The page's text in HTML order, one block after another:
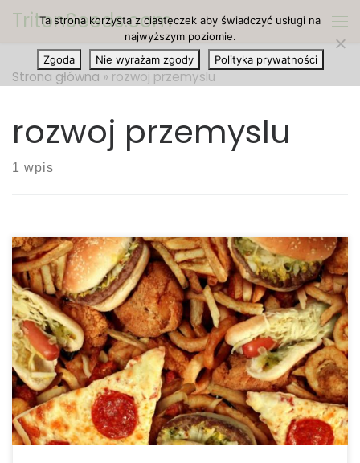
Przejdź do treści
TritonSeeds.com
Strona główna » rozwoj przemyslu
rozwoj przemyslu
1 wpis
Niezbyt zaskakujące rezultaty badania mówią, że
palacze marihuany najczęściej sięgają po fast
food. Prawdą jest, że legalna marihuana jest
szkodliwa dla przemysłu farmaceutycznego i
przemysłu alkoholowego, ale istnieje jedna branża,
której wręcz marihuana pomaga w rozwoju:
przemysł fast food. Wyniki […]
Ta strona korzysta z ciasteczek aby świadczyć usługi na
najwyższym poziomie.
Zgoda
Nie wyrażam zgody Polityka prywatności